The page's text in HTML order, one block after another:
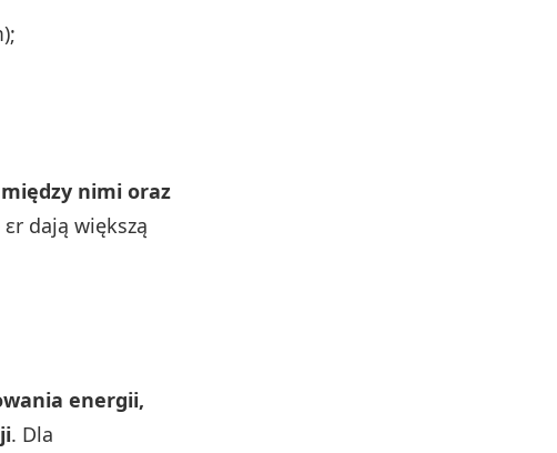
nimi oraz
dają większą
energii,
. Dla